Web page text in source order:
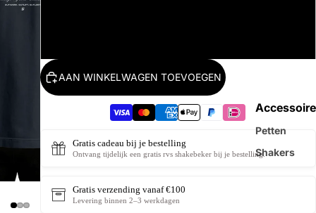
Petten
Shakers
AAN WINKELWAGEN TOEVOEGEN
Gratis cadeau bij je bestelling
Ontvang tijdelijk een gratis rvs shakebeker bij je bestelling.
Gratis verzending vanaf €100
Levering binnen 2–3 werkdagen